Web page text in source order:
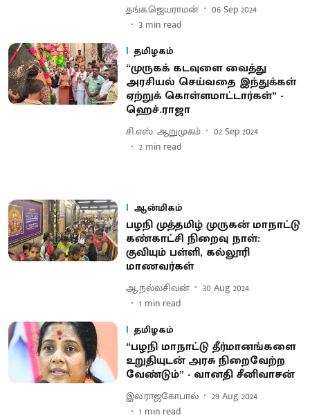
தங்க.ஜெயராமன்
06 Sep 2024
3 min read
தமிழகம்
“முருகக் கடவுளை வைத்து
அரசியல் செய்வதை இந்துக்கள்
ஏற்றுக் கொள்ளமாட்டார்கள்” -
ஹெச்.ராஜா
சி.எஸ். ஆறுமுகம்
02 Sep 2024
2 min read
ஆன்மிகம்
பழநி முத்தமிழ் முருகன் மாநாட்டு
கண்காட்சி நிறைவு நாள்:
குவியும் பள்ளி, கல்லூரி
மாணவர்கள்
ஆ.நல்லசிவன்
30 Aug 2024
1 min read
தமிழகம்
“பழநி மாநாட்டு தீர்மானங்களை
உறுதியுடன் அரசு நிறைவேற்ற
வேண்டும்” - வானதி சீனிவாசன்
இல.ராஜகோபால்
29 Aug 2024
1 min read